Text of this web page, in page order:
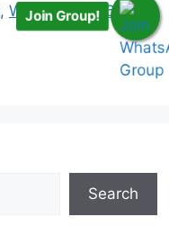
, Wagon R 2026
Search
Join Group!